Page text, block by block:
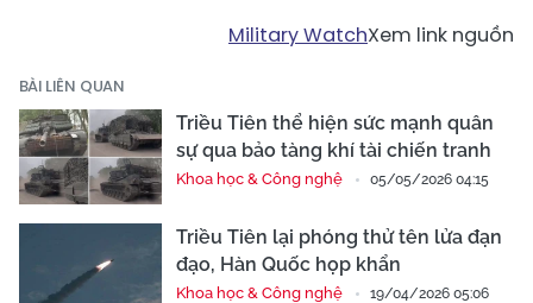
Military WatchXem link nguồn
BÀI LIÊN QUAN
Triều Tiên thể hiện sức mạnh quân
sự qua bảo tàng khí tài chiến tranh
Khoa học & Công nghệ 05/05/2026 04:15
Triều Tiên lại phóng thử tên lửa đạn
đạo, Hàn Quốc họp khẩn
Khoa học & Công nghệ 19/04/2026 05:06